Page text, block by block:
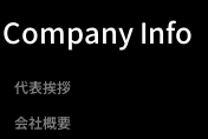
Company Info
代表挨拶
会社概要